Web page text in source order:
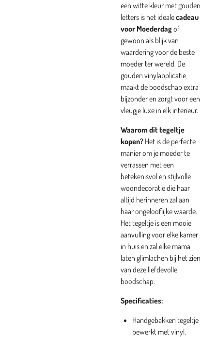
een witte kleur met gouden
letters is het idealecadeau
voor Moederdagof
gewoon als blijk van
waardering voor de beste
moeder ter wereld. De
gouden vinylapplicatie
maakt de boodschap extra
bijzonder en zorgt voor een
vleugje luxe in elk interieur.
Waarom dit tegeltje
kopen? Het is de perfecte
manier om je moeder te
verrassen met een
betekenisvol en stijlvolle
woondecoratie die haar
altijd herinneren zal aan
haar ongelooflijke waarde.
Het tegeltje is een mooie
aanvulling voor elke kamer
in huis en zal elke mama
laten glimlachen bij het zien
van deze liefdevolle
boodschap.
Specificaties:
Handgebakken tegeltje
bewerkt met vinyl.